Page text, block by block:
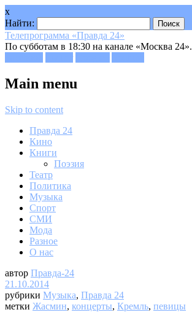
x
Найти:
Телепрограмма «Правда 24»
По субботам в 18:30 на канале «Москва 24».
Main menu
Skip to content
Правда 24
Кино
Книги
Поэзия
Театр
Политика
Музыка
Спорт
СМИ
Мода
Разное
О нас
автор Правда-24
21.10.2014
рубрики Музыка, Правда 24
метки Жасмин, концерты, Кремль, певицы